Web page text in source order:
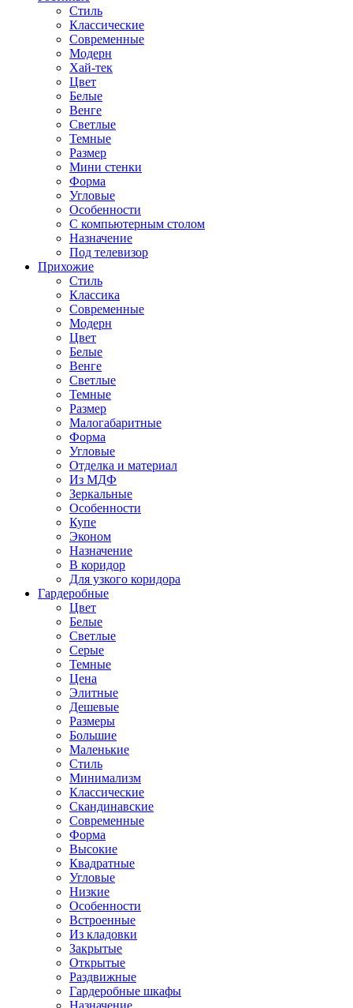
Стиль
Классические
Современные
Модерн
Хай-тек
Цвет
Белые
Венге
Светлые
Темные
Размер
Мини стенки
Форма
Угловые
Особенности
С компьютерным столом
Назначение
Под телевизор
Прихожие
Стиль
Классика
Современные
Модерн
Цвет
Белые
Венге
Светлые
Темные
Размер
Малогабаритные
Форма
Угловые
Отделка и материал
Из МДФ
Зеркальные
Особенности
Купе
Эконом
Назначение
В коридор
Для узкого коридора
Гардеробные
Цвет
Белые
Светлые
Серые
Темные
Цена
Элитные
Дешевые
Размеры
Большие
Маленькие
Стиль
Минимализм
Классические
Скандинавские
Современные
Форма
Высокие
Квадратные
Угловые
Низкие
Особенности
Встроенные
Из кладовки
Закрытые
Открытые
Раздвижные
Гардеробные шкафы
Назначение